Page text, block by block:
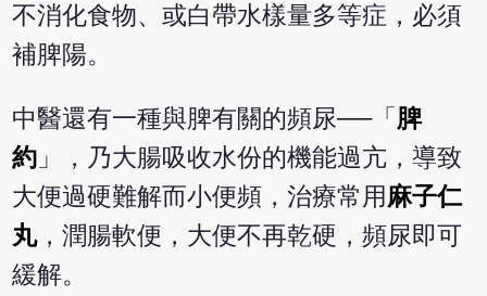
不消化食物、或白帶水樣量多等症，必須
補脾陽。
中醫還有一種與脾有關的頻尿──「 脾
約 」，乃大腸吸收水份的機能過亢，導致
大便過硬難解而小便頻，治療常用 麻子仁
丸，潤腸軟便，大便不再乾硬，頻尿即可
緩解。